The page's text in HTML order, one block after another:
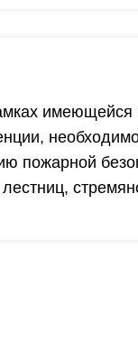
имеющейся
пожарной